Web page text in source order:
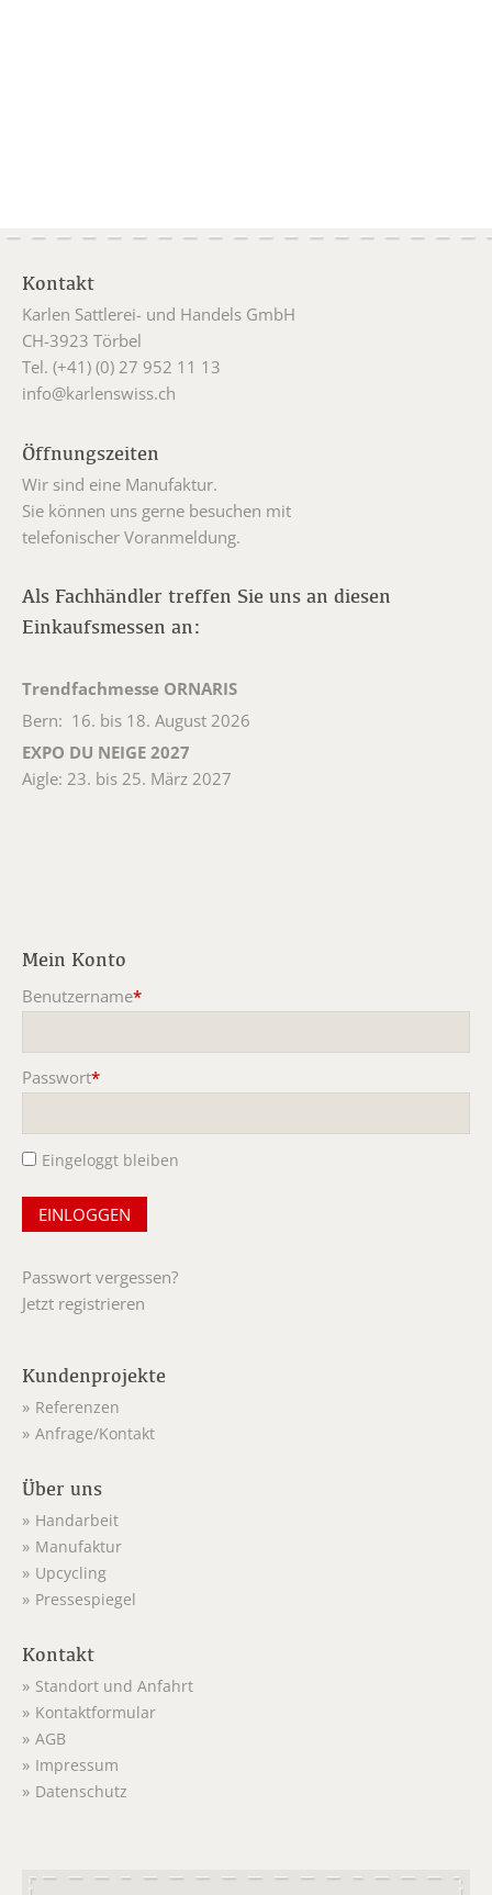
Kontakt
Karlen Sattlerei- und Handels GmbH
CH-3923 Törbel
Tel. (+41) (0) 27 952 11 13
info@karlenswiss.ch
Öffnungszeiten
Wir sind eine Manufaktur.
Sie können uns gerne besuchen mit
telefonischer Voranmeldung.
Als Fachhändler treffen Sie uns an diesen
Einkaufsmessen an:
Trendfachmesse ORNARIS
Bern: 16. bis 18. August 2026
EXPO DU NEIGE 2027
Aigle: 23. bis 25. März 2027
Mein Konto
Benutzername*
Passwort*
Eingeloggt bleiben
Passwort vergessen?
Jetzt registrieren
Kundenprojekte
Referenzen
Anfrage/Kontakt
Über uns
Handarbeit
Manufaktur
Upcycling
Pressespiegel
Kontakt
Standort und Anfahrt
Kontaktformular
AGB
Impressum
Datenschutz